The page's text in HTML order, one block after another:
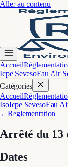
Aller au contenu
Accueil
Icpe SevesoEau Air
Catégories
Accueil
IsoIcpe SevesoEau
←Reglementation
Arrêté du 13
Dates